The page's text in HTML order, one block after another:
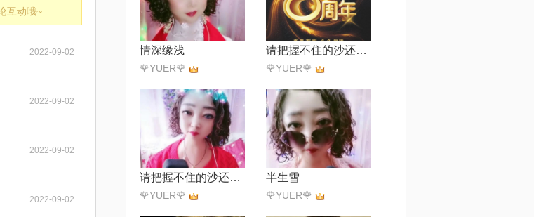
互动哦~
2022-09-02
2022-09-02
2022-09-02
2022-09-02
情深缘浅
🌹YUER🌹
请把握不住的沙还给撒哈拉
🌹YUER🌹
请把握不住的沙还给撒哈拉
🌹YUER🌹
半生雪
🌹YUER🌹